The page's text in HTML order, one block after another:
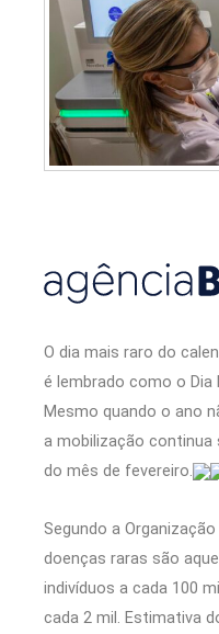
O dia mais raro do
é lembrado como o Dia
Mesmo quando o ano
a mobilização continua
do mês de fevereiro.
Segundo a
doenças raras são
indivíduos a cada 100
cada 2 mil. Estimativa